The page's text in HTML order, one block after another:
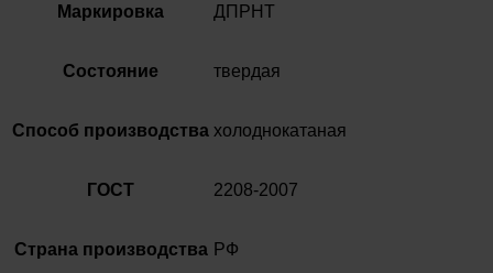
Маркировка ДПРНТ
Состояние твердая
Способ производства холоднокатаная
ГОСТ 2208-2007
Страна производства РФ